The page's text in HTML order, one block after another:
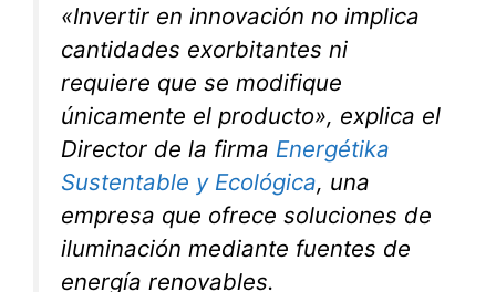
«Invertir en innovación no implica
cantidades exorbitantes ni
requiere que se modifique
únicamente el producto», explica el
Director de la firma Energétika
Sustentable y Ecológica, una
empresa que ofrece soluciones de
iluminación mediante fuentes de
energía renovables.